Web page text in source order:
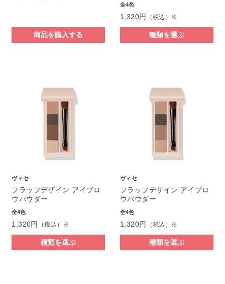
商品を購入する
全4色
1,320円 （税込）※
種類を選ぶ
ヴィセ
フラッフデザイン アイブロ
ウパウダー
全4色
1,320円 （税込）※
種類を選ぶ
ヴィセ
フラッフデザイン アイブロ
ウパウダー
全4色
1,320円 （税込）※
種類を選ぶ